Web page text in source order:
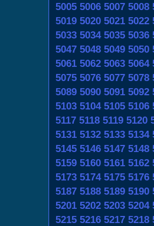
5005 5006 5007 5008
5019 5020 5021 5022
5033 5034 5035 5036
5047 5048 5049 5050
5061 5062 5063 5064
5075 5076 5077 5078
5089 5090 5091 5092
5103 5104 5105 5106
5117 5118 5119 5120
5131 5132 5133 5134
5145 5146 5147 5148
5159 5160 5161 5162
5173 5174 5175 5176
5187 5188 5189 5190
5201 5202 5203 5204
5215 5216 5217 5218